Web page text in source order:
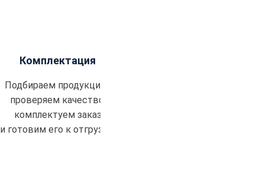
Комплектация
Подбираем продукцию,
проверяем качество,
комплектуем заказ
и готовим его к отгрузке.